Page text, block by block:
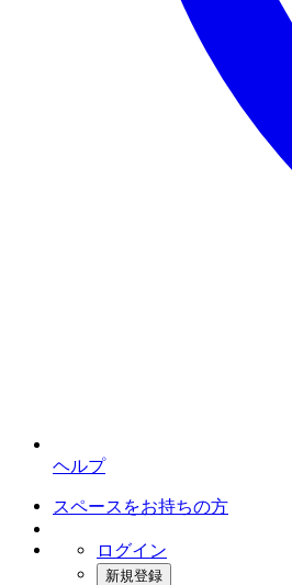
ヘルプ
スペースをお持ちの方
ログイン
新規登録